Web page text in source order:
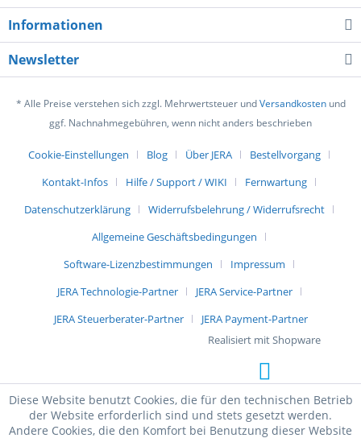
Informationen
Newsletter
* Alle Preise verstehen sich zzgl. Mehrwertsteuer undVersandkostenund
ggf. Nachnahmegebühren, wenn nicht anders beschrieben
Cookie-Einstellungen Blog Über JERA
Bestellvorgang
Kontakt-Infos
Hilfe / Support / WIKI
Fernwartung
Datenschutzerklärung
Widerrufsbelehrung / Widerrufsrecht
Allgemeine Geschäftsbedingungen
Software-Lizenzbestimmungen
Impressum
JERA Technologie-Partner
JERA Service-Partner
JERA Steuerberater-Partner
JERA Payment-Partner
Realisiert mit Shopware
Diese Website benutzt Cookies, die für den technischen Betrieb
der Website erforderlich sind und stets gesetzt werden.
Andere Cookies, die den Komfort bei Benutzung dieser Website